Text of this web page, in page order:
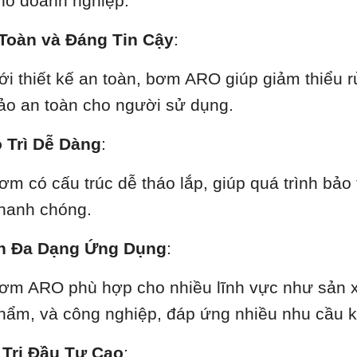
và Đáng Tin Cậy:
thiết kế an toàn, bơm ARO giúp giảm thiểu
an toàn cho người sử dụng.
Trì Dễ Dàng:
có cấu trúc dễ tháo lắp, giúp quá trình
chóng.
Đa Dạng Ứng Dụng:
ARO phù hợp cho nhiều lĩnh vực như sản
và công nghiệp, đáp ứng nhiều nhu cầu
Đầu Tư Cao: